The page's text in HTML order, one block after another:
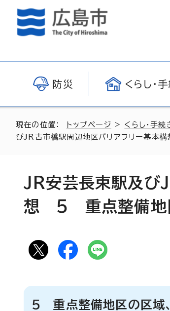
防災 くらし・
現在の位置： トップページ > くらし・手続
びJR古市橋駅周辺地区バリアフリー基本
JR安芸長束駅及び
想 5 重点整備地区
5 重点整備地区の区域